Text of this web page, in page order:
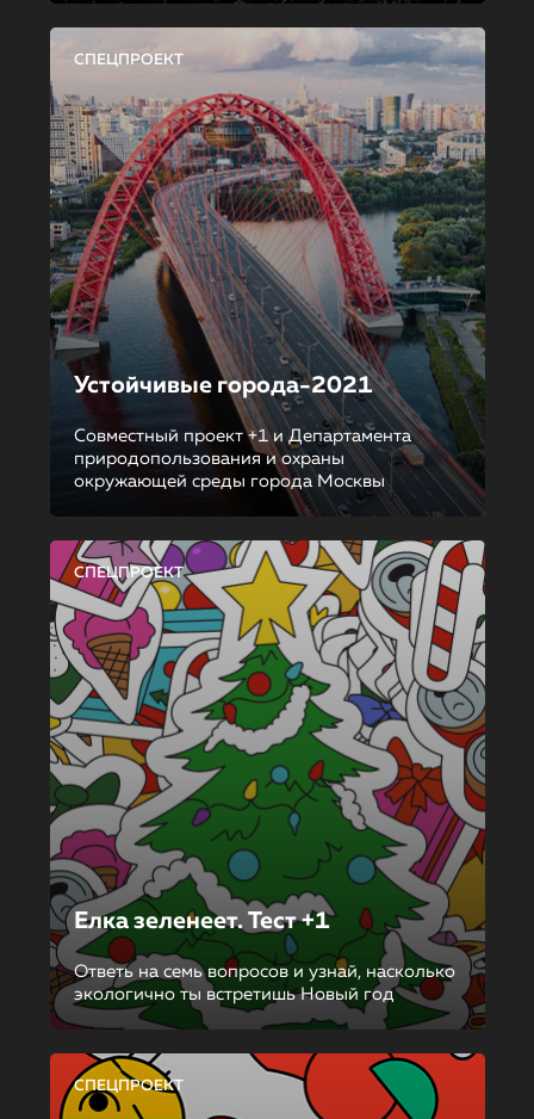
СПЕЦПРОЕКТ
Устойчивые города-2021
Совместный проект +1 и Департамента
природопользования и охраны
окружающей среды города Москвы
СПЕЦПРОЕКТ
Елка зеленеет. Тест +1
Ответь на семь вопросов и узнай, насколько
экологично ты встретишь Новый год
СПЕЦПРОЕКТ